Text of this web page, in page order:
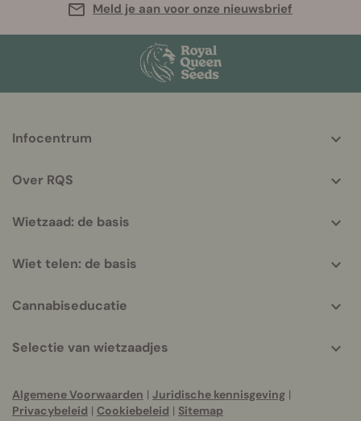
Meld je aan voor onze nieuwsbrief
helpful
Infocentrum
Over RQS
Wietzaad: de basis
Wiet telen: de basis
Cannabiseducatie
Selectie van wietzaadjes
Algemene Voorwaarden | Juridische kennisgeving |
Privacybeleid | Cookiebeleid | Sitemap